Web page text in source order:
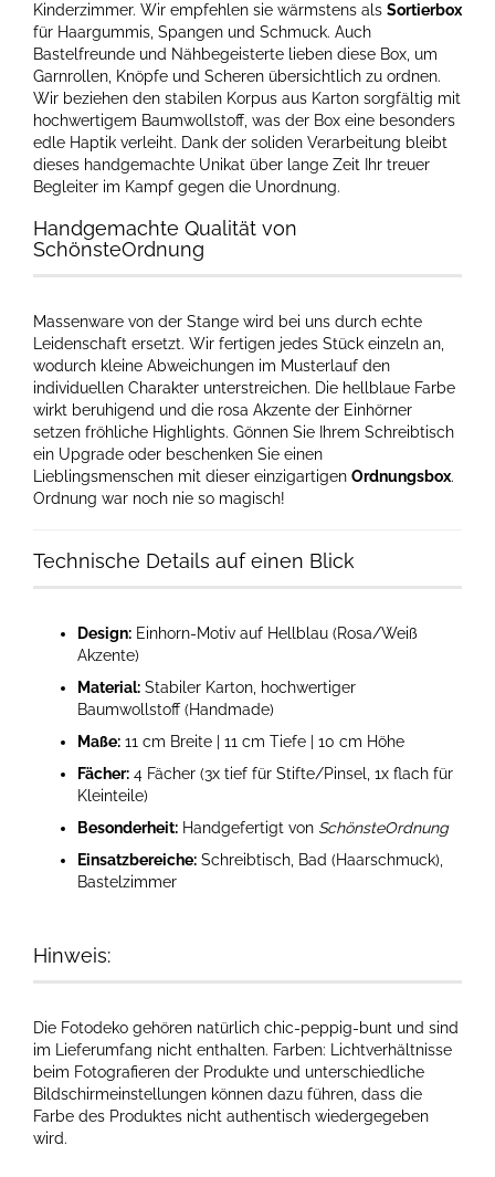
Kinderzimmer. Wir empfehlen sie wärmstens als Sortierbox
für Haargummis, Spangen und Schmuck. Auch
Bastelfreunde und Nähbegeisterte lieben diese Box, um
Garnrollen, Knöpfe und Scheren übersichtlich zu ordnen.
Wir beziehen den stabilen Korpus aus Karton sorgfältig mit
hochwertigem Baumwollstoff, was der Box eine besonders
edle Haptik verleiht. Dank der soliden Verarbeitung bleibt
dieses handgemachte Unikat über lange Zeit Ihr treuer
Begleiter im Kampf gegen die Unordnung.
Handgemachte Qualität von
SchönsteOrdnung
Massenware von der Stange wird bei uns durch echte
Leidenschaft ersetzt. Wir fertigen jedes Stück einzeln an,
wodurch kleine Abweichungen im Musterlauf den
individuellen Charakter unterstreichen. Die hellblaue Farbe
wirkt beruhigend und die rosa Akzente der Einhörner
setzen fröhliche Highlights. Gönnen Sie Ihrem Schreibtisch
ein Upgrade oder beschenken Sie einen
Lieblingsmenschen mit dieser einzigartigen Ordnungsbox.
Ordnung war noch nie so magisch!
Technische Details auf einen Blick
Design: Einhorn-Motiv auf Hellblau (Rosa/Weiß
Akzente)
Material: Stabiler Karton, hochwertiger
Baumwollstoff (Handmade)
Maße: 11 cm Breite | 11 cm Tiefe | 10 cm Höhe
Fächer: 4 Fächer (3x tief für Stifte/Pinsel, 1x flach für
Kleinteile)
Besonderheit: Handgefertigt von SchönsteOrdnung
Einsatzbereiche: Schreibtisch, Bad (Haarschmuck),
Bastelzimmer
Hinweis:
Die Fotodeko gehören natürlich chic-peppig-bunt und sind
im Lieferumfang nicht enthalten. Farben: Lichtverhältnisse
beim Fotografieren der Produkte und unterschiedliche
Bildschirmeinstellungen können dazu führen, dass die
Farbe des Produktes nicht authentisch wiedergegeben
wird.